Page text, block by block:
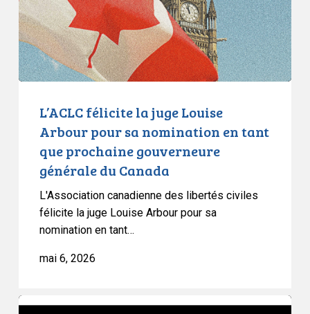
pour
sa
nomination
en
gouverneure
générale
Canada
L’ACLC félicite la juge Louise
Arbour pour sa nomination en tant
que prochaine gouverneure
générale du Canada
L'Association canadienne des libertés civiles
félicite la juge Louise Arbour pour sa
nomination en tant…
mai 6, 2026
Article